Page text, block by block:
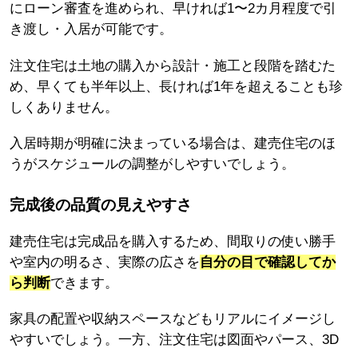
にローン審査を進められ、早ければ1〜2カ月程度で引
き渡し・入居が可能です。
注文住宅は土地の購入から設計・施工と段階を踏むた
め、早くても半年以上、長ければ1年を超えることも珍
しくありません。
入居時期が明確に決まっている場合は、建売住宅のほ
うがスケジュールの調整がしやすいでしょう。
完成後の品質の見えやすさ
建売住宅は完成品を購入するため、間取りの使い勝手
や室内の明るさ、実際の広さを自分の目で確認してか
ら判断できます。
家具の配置や収納スペースなどもリアルにイメージし
やすいでしょう。一方、注文住宅は図面やパース、3D